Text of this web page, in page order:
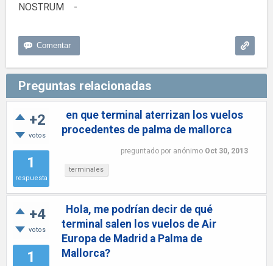
NOSTRUM -
Preguntas relacionadas
+2
votos
1
respuesta
en que terminal aterrizan los vuelos
procedentes de palma de mallorca
preguntado por anónimo Oct 30, 2013
terminales
+4
votos
1
Hola, me podrían decir de qué
terminal salen los vuelos de Air
Europa de Madrid a Palma de
Mallorca?